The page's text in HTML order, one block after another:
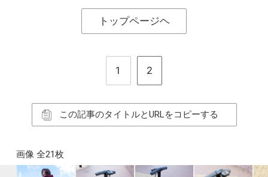
トップページヘ
1 2
この記事のタイトルとURLをコピーする
画像 全21枚